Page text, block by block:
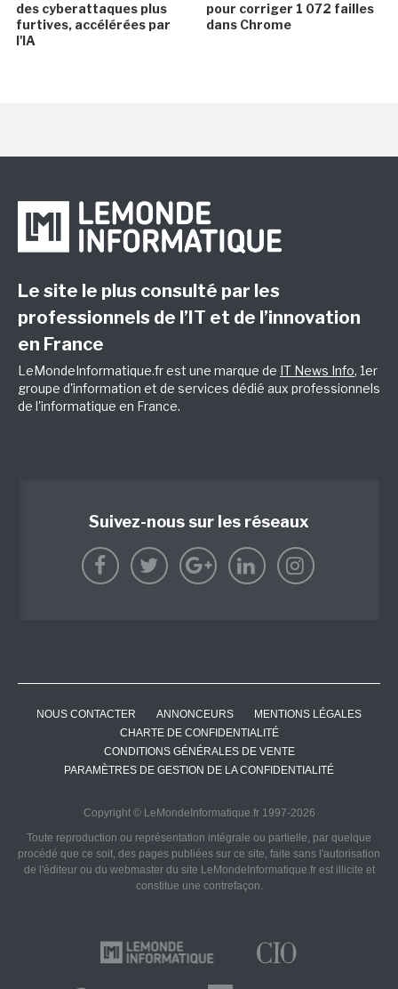
des cyberattaques plus
furtives, accélérées par
l'IA
pour corriger 1 072 failles
dans Chrome
Le site le plus consulté par les
professionnels de l’IT et de l’innovation
en France
LeMondeInformatique.fr est une marque de IT News Info, 1er
groupe d'information et de services dédié aux professionnels
de l'informatique en France.
Suivez-nous sur les réseaux
NOUS CONTACTER ANNONCEURS
MENTIONS LÉGALES
CHARTE DE CONFIDENTIALITÉ
CONDITIONS GÉNÉRALES DE VENTE
PARAMÈTRES DE GESTION DE LA CONFIDENTIALITÉ
Copyright © LeMondeInformatique.fr 1997-2026
Toute reproduction ou représentation intégrale ou partielle, par quelque
procédé que ce soit, des pages publiées sur ce site, faite sans l'autorisation
de l'éditeur ou du webmaster du site LeMondeInformatique.fr est illicite et
constitue une contrefaçon.